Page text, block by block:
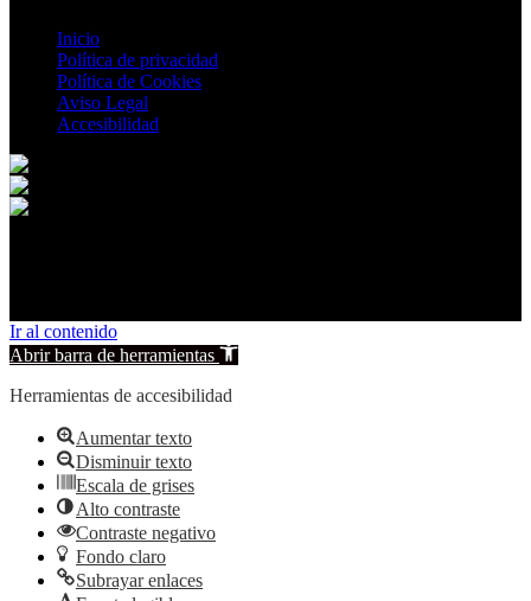
Inicio
Política de privacidad
Política de Cookies
Aviso Legal
Accesibilidad
Ir al contenido
Abrir barra de herramientas
Herramientas de accesibilidad
Aumentar texto
Disminuir texto
Escala de grises
Alto contraste
Contraste negativo
Fondo claro
Subrayar enlaces